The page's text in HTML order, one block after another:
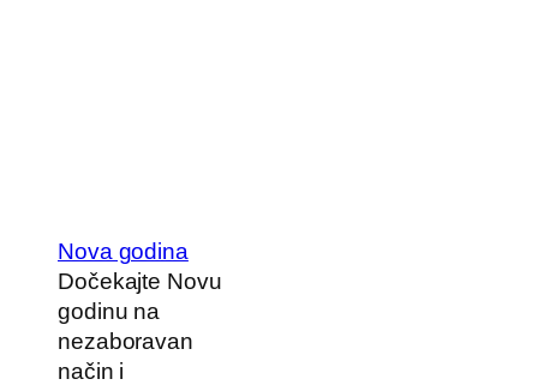
Nova godina
Dočekajte Novu
godinu na
nezaboravan
način i